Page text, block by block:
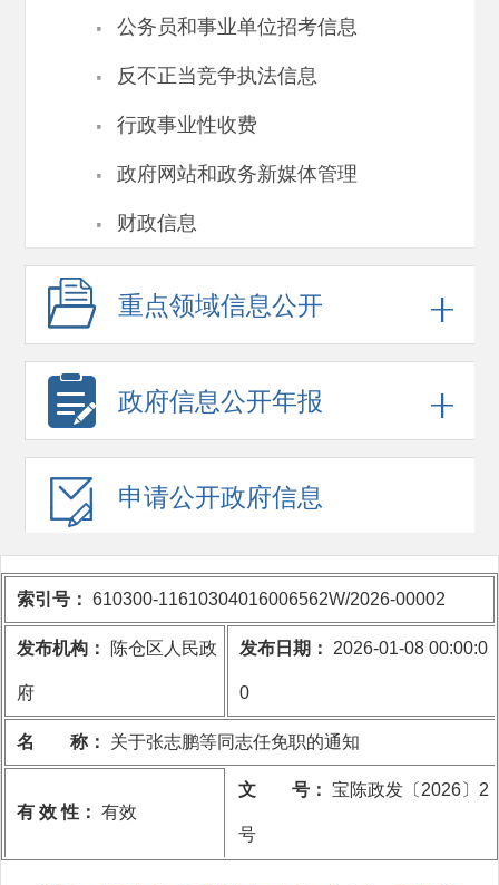
· 公务员和事业单位招考信息
· 反不正当竞争执法信息
· 行政事业性收费
· 政府网站和政务新媒体管理
· 财政信息
重点领域信息公开
政府信息公开年报
申请公开政府信息
索引号： 610300-11610304016006562W/2026-00002
发布机构： 陈仓区人民政
府
发布日期： 2026-01-08 00:00:0
0
名 称： 关于张志鹏等同志任免职的通知
有 效 性： 有效
文 号： 宝陈政发〔2026〕2
号